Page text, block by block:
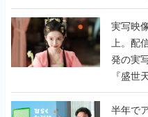
『
んだレ
実写映
上。配
発の実
『盛世
うこだ
半年でア